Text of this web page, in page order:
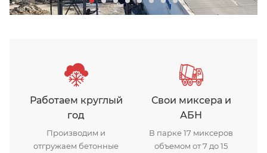
Бетонный завод Арис в
Работаем круглый
год
Производим и
отгружаем бетонные
Свои миксера и
АБН
В парке 17 миксеров
объемом от 7 до 15